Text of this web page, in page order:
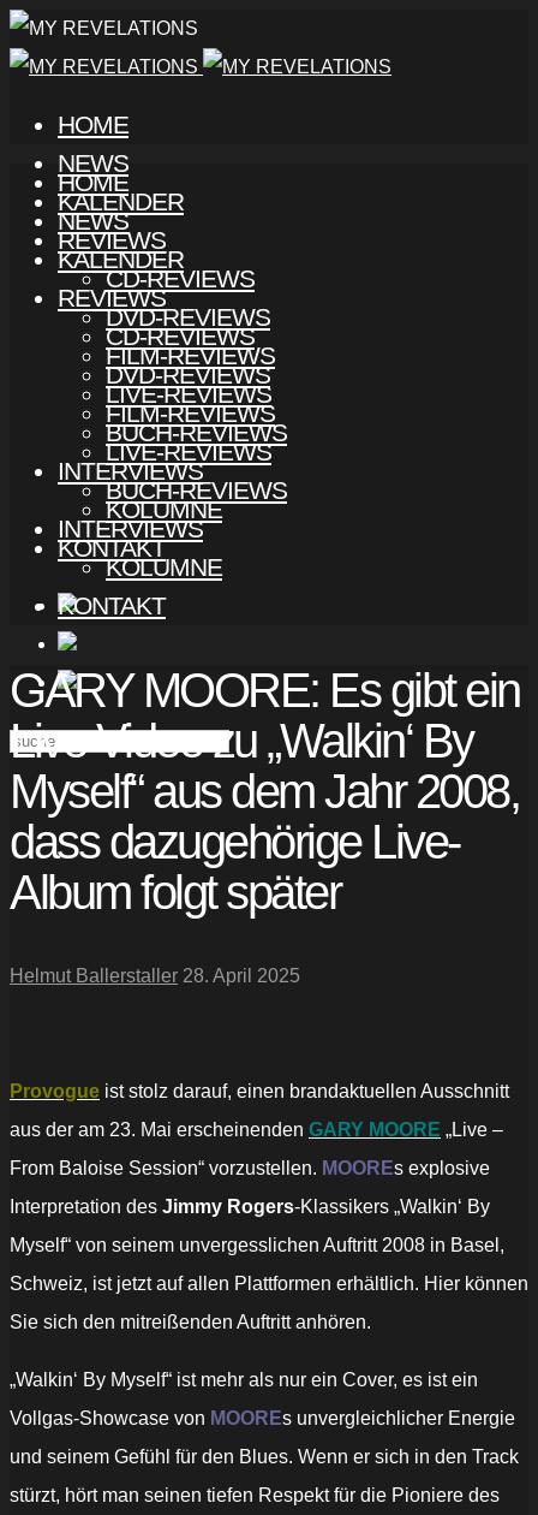
HOME
NEWS
KALENDER
REVIEWS
CD-REVIEWS
DVD-REVIEWS
FILM-REVIEWS
LIVE-REVIEWS
BUCH-REVIEWS
INTERVIEWS
KOLUMNE
KONTAKT
HOME
NEWS
KALENDER
REVIEWS
CD-REVIEWS
DVD-REVIEWS
FILM-REVIEWS
LIVE-REVIEWS
BUCH-REVIEWS
INTERVIEWS
KOLUMNE
KONTAKT
GARY MOORE: Es gibt ein
Live Video zu „Walkin‘ By
Myself“ aus dem Jahr 2008,
dass dazugehörige Live-
Album folgt später
Helmut Ballerstaller 28. April 2025
Provogue ist stolz darauf, einen brandaktuellen Ausschnitt
aus der am 23. Mai erscheinenden GARY MOORE „Live –
From Baloise Session“ vorzustellen. MOOREs explosive
Interpretation des Jimmy Rogers-Klassikers „Walkin‘ By
Myself“ von seinem unvergesslichen Auftritt 2008 in Basel,
Schweiz, ist jetzt auf allen Plattformen erhältlich. Hier können
Sie sich den mitreißenden Auftritt anhören.
„Walkin‘ By Myself“ ist mehr als nur ein Cover, es ist ein
Vollgas-Showcase von MOOREs unvergleichlicher Energie
und seinem Gefühl für den Blues. Wenn er sich in den Track
stürzt, hört man seinen tiefen Respekt für die Pioniere des